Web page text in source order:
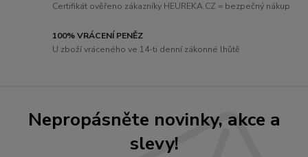
Certifikát ověřeno zákazníky HEUREKA.CZ = bezpečný nákup
100% VRÁCENÍ PENĚZ
U zboží vráceného ve 14-ti denní zákonné lhůtě
Nepropásněte novinky, akce a
slevy!